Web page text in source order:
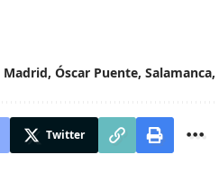
Madrid, Óscar Puente, Salamanca,
Twitter